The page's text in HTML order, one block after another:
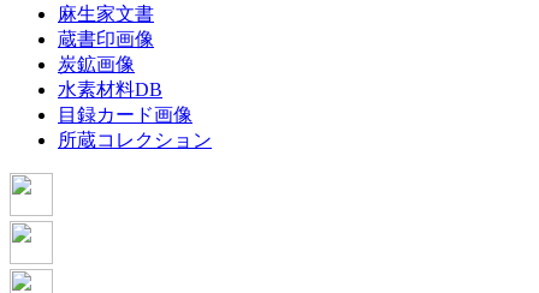
麻生家文書
蔵書印画像
炭鉱画像
水素材料DB
目録カード画像
所蔵コレクション